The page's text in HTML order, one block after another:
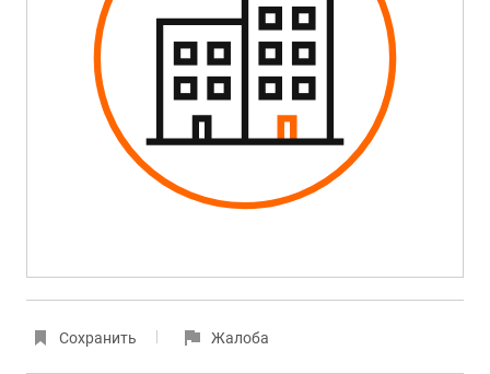
Сохранить Жалоба